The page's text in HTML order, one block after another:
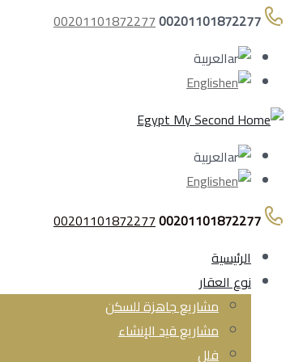
00201101872277
00201101872277
العربية
English
العربية
English
00201101872277
00201101872277
الرئيسية
نوع العقار
مشاريع جاهزة للسكن
مشاريع قيد الإنشاء
فلل